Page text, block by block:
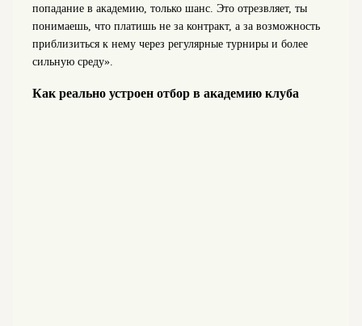
попадание в академию, только шанс. Это отрезвляет, ты
понимаешь, что платишь не за контракт, а за возможность
приблизиться к нему через регулярные турниры и более
сильную среду».
Как реально устроен отбор в академию клуба